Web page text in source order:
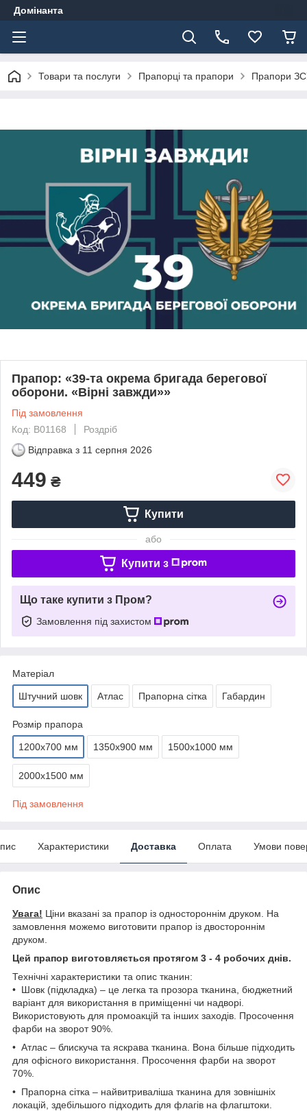
Домінанта
Товари та послуги Прапорці та прапори Прапори
Прапор: «39-та окрема бригада берегової
оборони. «Вірні завжди»»
Під замовлення
Код: В01168
Роздріб
Відправка з 11 серпня 2026
449 ₴
Купити
або
Купити з
Що таке купити з Пром?
Замовлення під захистом
Матеріал
Штучний шовк Атлас Прапорна сітка Габардин
Розмір прапора
1200х700 мм 1350х900 мм 1500х1000 мм
2000х1500 мм
Під замовлення
Характеристики Доставка Оплата Умови
Опис
Увага! Ціни вказані за прапор із одностороннім друком. На
замовлення можемо виготовити прапор із двостороннім
друком.
Цей прапор виготовляється протягом 3 - 4 робочих днів.
Технічні характеристики та опис тканин:
• Шовк (підкладка) – це легка та прозора тканина, бюджетний
варіант для використання в приміщенні чи надворі.
Використовують для промоакцій та інших заходів. Просочення
фарби на зворот 90%.
• Атлас – блискуча та яскрава тканина. Вона більше підходить
для офісного використання. Просочення фарби на зворот
70%.
• Прапорна сітка – найвитриваліша тканина для зовнішніх
локацій, здебільшого підходить для флагів на флагштоки.